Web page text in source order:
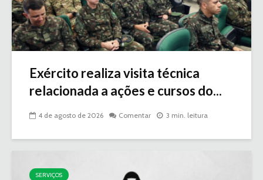
Exército realiza visita técnica
relacionada a ações e cursos do...
4 de agosto de 2026 Comentar 3 min. leitura
SERVIÇOS